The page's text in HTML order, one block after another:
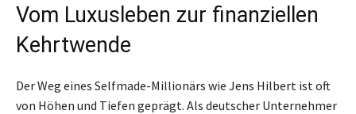
Vom Luxusleben zur finanziellen
Kehrtwende
Der Weg eines Selfmade-Millionärs wie Jens Hilbert ist oft
von Höhen und Tiefen geprägt. Als deutscher Unternehmer